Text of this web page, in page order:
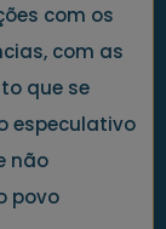
com os
com as
que se
especulativo
não
povo